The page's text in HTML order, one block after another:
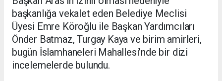
başkanlığa vekalet eden Belediye Meclisi
Üyesi Emre Köroğlu ile Başkan Yardımcıları
Önder Batmaz, Turgay Kaya ve birim amirleri,
bugün İslamhaneleri Mahallesi’nde bir dizi
incelemelerde bulundu.